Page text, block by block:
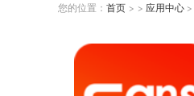
您的位置： 首页 > > 应用中心 >